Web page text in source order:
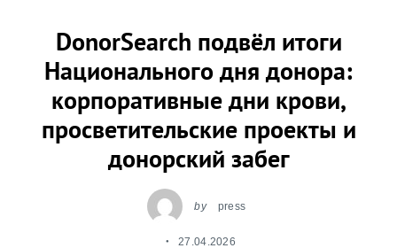
DonorSearch подвёл итоги
Национального дня донора:
корпоративные дни крови,
просветительские проекты и
донорский забег
by press
27.04.2026